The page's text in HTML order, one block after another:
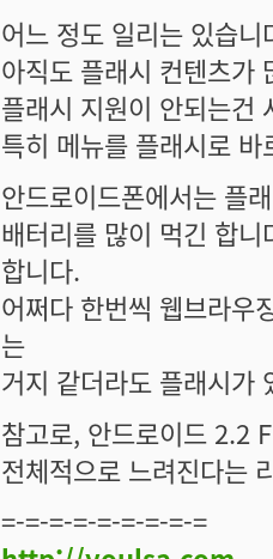
어느 정도 일리는 있습니
아직도 플래시 컨텐츠가
플래시 지원이 안되는건
특히 메뉴를 플래시로
안드로이드폰에서는 플
배터리를 많이 먹긴 합
합니다.
어쩌다 한번씩 웹브라우
는
거지 같더라도 플래시가
참고로, 안드로이드 2.2
전체적으로 느려진다는
=-=-=-=-=-=-=-=-=